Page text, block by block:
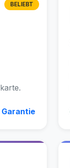
Garantie
BELIEBT